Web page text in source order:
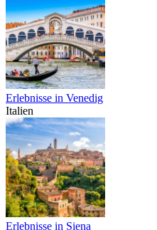
Erlebnisse in Venedig
Italien
Erlebnisse in Siena